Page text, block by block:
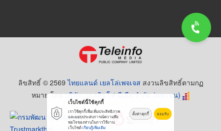
ลิขสิทธิ์ © 2569ไทยแลนด์ เยลโล่เพจเจส สงวนลิขสิทธิ์ตามกฏ
หมาย โดยบริษัท เทเลอินโฟ มีเดีย จำกัด (มหาชน)
เว็บไซต์นี้ใช้คุกกี้
เราใช้คุกกี้เพื่อเพิ่มประสิทธิภาพ
และมอบประสบการณ์ความพึง
พอใจของท่านในการใช้งาน
เว็บไซต์เรียนรู้เพิ่มเติม
ตั้งค่าคุกกี้ ยอมรับ